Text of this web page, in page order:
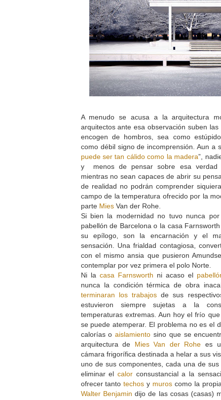
A menudo se acusa a la arquitectura
arquitectos ante esa observación suben
encogen de hombros, sea como
como débil signo de incomprensión. Aun a
puede ser tan cálido como la madera”,
y menos de pensar sobre esa verdad
mientras no sean capaces de abrir su
de realidad no podrán comprender
campo de la temperatura ofrecido por la
parte MiesVan der Rohe.
Si bien la modernidad no tuvo nunca
pabellón de Barcelona o la casa
su epílogo, son la encarnación y el
sensación. Una frialdad contagiosa,
con el mismo ansia que pusieron
contemplar por vez primera el polo Norte.
Ni la casa Farnsworth ni acaso el
nunca la condición térmica de obra
terminaran los trabajos de sus
estuvieron siempre sujetas a la
temperaturas extremas. Aun hoy el frío
se puede atemperar. El problema no es el
calorías oaislamiento sino que se
arquitectura de Mies Van der Rohe es
cámara frigorífica destinada a helar a sus
uno de sus componentes, cada una de
eliminar el calorconsustancial a la
ofrecer tantotechos y muros como la
Walter Benjamin dijo de las cosas (casas)